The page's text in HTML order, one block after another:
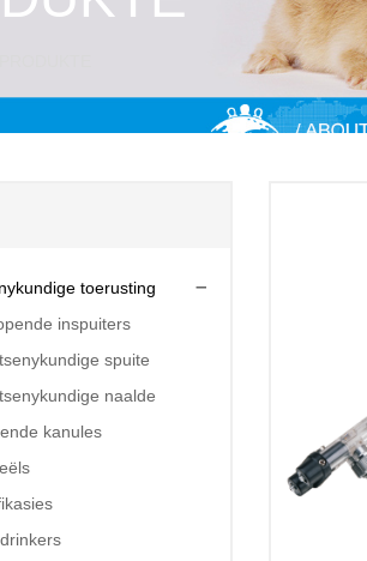
toerusting
inspuiters
spuite
naalde
kanules